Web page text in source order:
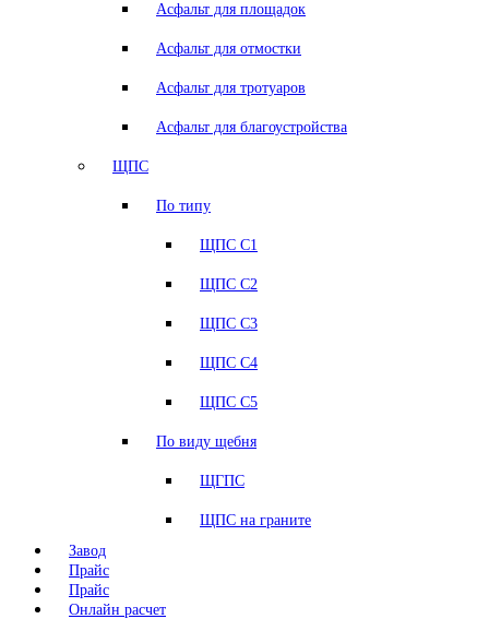
Асфальт для площадок
Асфальт для отмостки
Асфальт для тротуаров
Асфальт для благоустройства
ЩПС
По типу
ЩПС С1
ЩПС С2
ЩПС С3
ЩПС С4
ЩПС С5
По виду щебня
ЩГПС
ЩПС на граните
Завод
Прайс
Прайс
Онлайн расчет